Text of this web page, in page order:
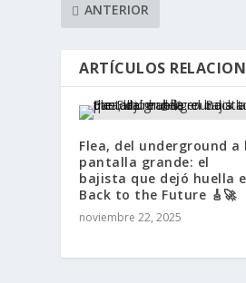
ANTERIOR
ARTÍCULOS
Flea, del underground a
pantalla grande: el
bajista que dejó huella
Back to the Future 🎸🚀
noviembre 22, 2025